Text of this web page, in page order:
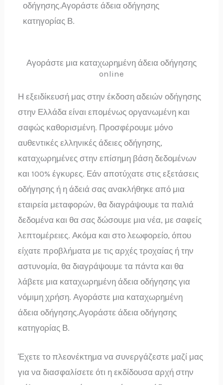
οδήγησης.Αγοράστε άδεια οδήγησης
κατηγορίας Β.
Αγοράστε μια καταχωρημένη άδεια οδήγησης
online
Η εξειδίκευσή μας στην έκδοση αδειών οδήγησης
στην Ελλάδα είναι επομένως οργανωμένη και
σαφώς καθορισμένη. Προσφέρουμε μόνο
αυθεντικές ελληνικές άδειες οδήγησης,
καταχωρημένες στην επίσημη βάση δεδομένων
και 100% έγκυρες. Εάν αποτύχατε στις εξετάσεις
οδήγησης ή η άδειά σας ανακλήθηκε από μια
εταιρεία μεταφορών, θα διαγράψουμε τα παλιά
δεδομένα και θα σας δώσουμε μια νέα, με σαφείς
λεπτομέρειες. Ακόμα και στο λεωφορείο, όπου
είχατε προβλήματα με τις αρχές τροχαίας ή την
αστυνομία, θα διαγράψουμε τα πάντα και θα
λάβετε μια καταχωρημένη άδεια οδήγησης για
νόμιμη χρήση. Αγοράστε μια καταχωρημένη
άδεια οδήγησης.Αγοράστε άδεια οδήγησης
κατηγορίας Β.
Έχετε το πλεονέκτημα να συνεργάζεστε μαζί μας
για να διασφαλίσετε ότι η εκδίδουσα αρχή στην